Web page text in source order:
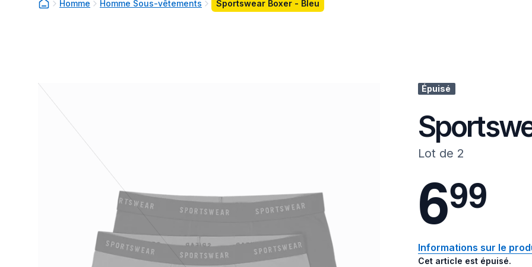
Homme Homme Sous-vêtements Sportswear Boxer - Bleu
Épuisé
Lot de 2
699
Informations sur le
Cet article est épuisé.